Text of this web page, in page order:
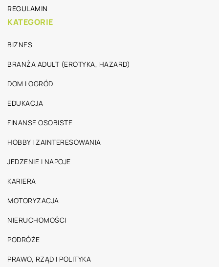
REGULAMIN
KATEGORIE
BIZNES
BRANŻA ADULT (EROTYKA, HAZARD)
DOM I OGRÓD
EDUKACJA
FINANSE OSOBISTE
HOBBY I ZAINTERESOWANIA
JEDZENIE I NAPOJE
KARIERA
MOTORYZACJA
NIERUCHOMOŚCI
PODRÓŻE
PRAWO, RZĄD I POLITYKA